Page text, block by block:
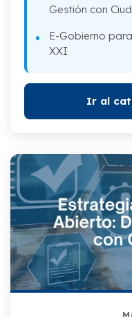
Gestión con
E-Gobierno
XXI
Ir al